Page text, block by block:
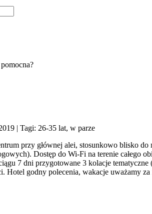
| Tagi: 26-35 lat, w parze
przy głównej alei, stosunkowo blisko
Dostęp do Wi-Fi na terenie całego
7 dni przygotowane 3 kolacje
Hotel godny polecenia, wakacje uważamy za